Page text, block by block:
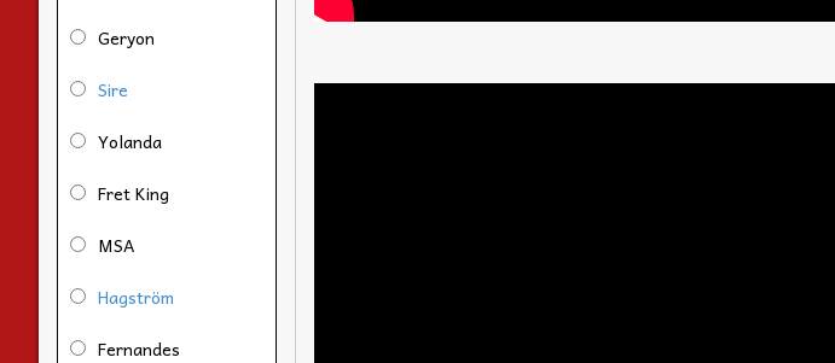
Geryon
Sire
Yolanda
Fret King
MSA
Hagström
Fernandes